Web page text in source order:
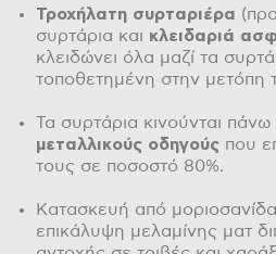
Τροχήλατη συρταριέρα
συρτάρια και κλειδαριά
κλειδώνει όλα μαζί τα
τοποθετημένη στην μετόπη
Τα συρτάρια κινούνται πάνω
μεταλλικούς οδηγούς που
τους σε ποσοστό 80%.
Κατασκευή από
επικάλυψη μελαμίνης ματ